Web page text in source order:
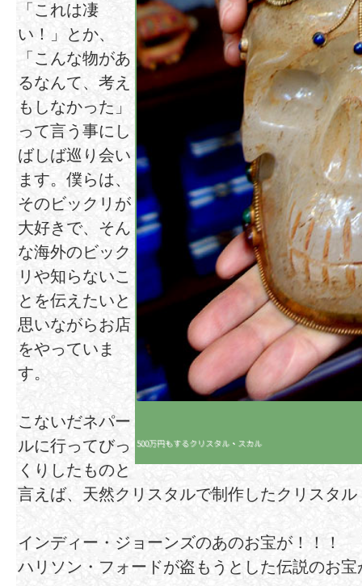
500万円もするクリスタル・スカル
「これは凄
い！」とか、
「こんな物があ
るなんて、考え
もしなかった」
って言う事にし
ばしば巡り会い
ます。僕らは、
そのビックリが
大好きで、そん
な海外のビック
リや知らないこ
とを伝えたいと
思いながらお店
をやっていま
す。
こないだネパー
ルに行ってびっ
くりしたものと
言えば、天然クリスタルで制作したクリスタ
インディー・ジョーンズのあのお宝が！！！
ハリソン・フォードが盗もうとした伝説のお宝